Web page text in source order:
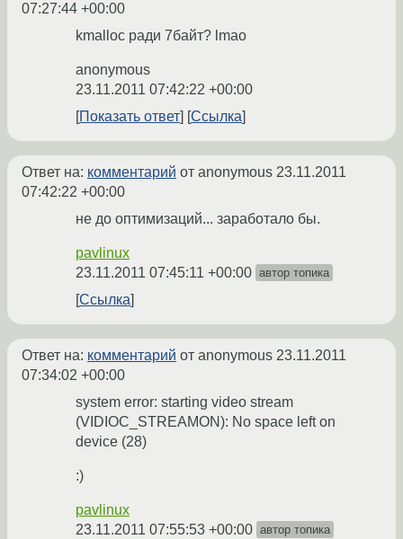
07:27:44 +00:00
kmalloc ради 7байт? lmao
anonymous
23.11.2011 07:42:22 +00:00
Показать ответ
Ссылка
Ответ на: комментарий от anonymous 23.11.2011
07:42:22 +00:00
не до оптимизаций... заработало бы.
pavlinux
23.11.2011 07:45:11 +00:00 автор топика
Ссылка
Ответ на: комментарий от anonymous 23.11.2011
07:34:02 +00:00
system error: starting video stream
(VIDIOC_STREAMON): No space left on
device (28)
:)
pavlinux
23.11.2011 07:55:53 +00:00 автор топика